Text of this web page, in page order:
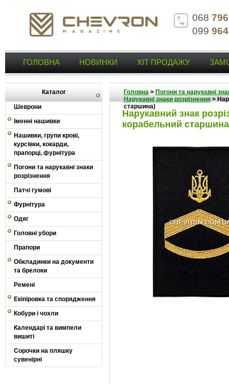
068
099
ГОЛОВНА НОВИНКИ ХІТ ПРОДАЖУ
Каталог
Шеврони
Іменні нашивки
Нашивки, групи крові,
курсівки, кокарди,
прапорці, фурнітура
Погони та нарукавні знаки
розрізнення
Патчі гумові
Фурнітура
Одяг
Головні убори
Прапори
Обкладинки на документи
та брелоки
Ремені
Екіпіровка та спорядження
Кобури і чохли
Календарі та вимпели
вишиті
Сорочки на пляшку
сувенірні
Головна> Погони та нарукавні
Нарукавні знаки розрізнення>
старшина)
Нарукавний знак
корабельний